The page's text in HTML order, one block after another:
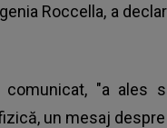
Roccella, a
comunicat, "a ales
un mesaj